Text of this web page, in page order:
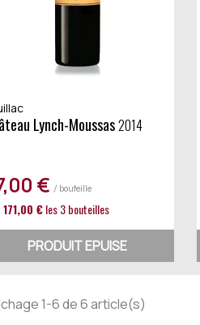
Lynch-Moussas2014
€ / bouteille
171,00 €les 3 bouteilles
PRODUIT EPUISE
1-6 de 6 article(s)